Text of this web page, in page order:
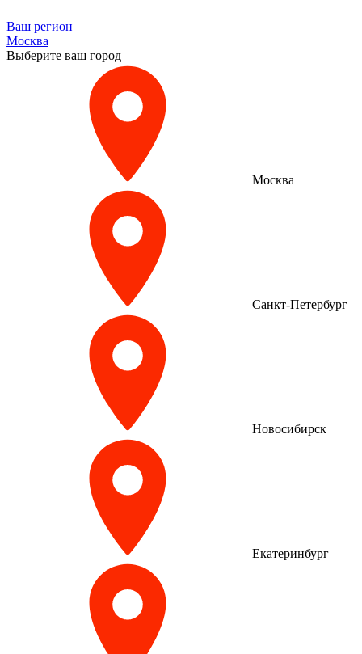
Ваш регион
Москва
Выберите ваш город
Москва
Санкт-Петербург
Новосибирск
Екатеринбург